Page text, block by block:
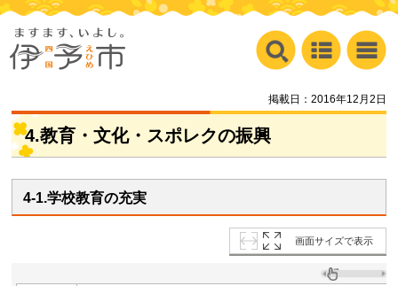
掲載日：2016年12月2日
4.教育・文化・スポレクの振興
4-1.学校教育の充実
画面サイズで表示